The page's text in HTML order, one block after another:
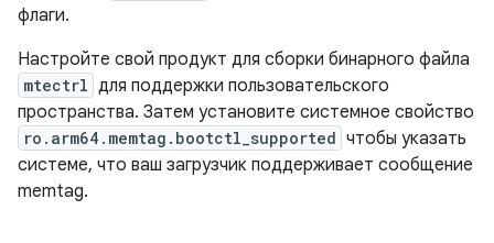
флаги.
Настройте свой продукт для сборки бинарного файла
mtectrl для поддержки пользовательского
пространства. Затем установите системное свойство
ro.arm64.memtag.bootctl_supported чтобы указать
системе, что ваш загрузчик поддерживает сообщение
memtag.